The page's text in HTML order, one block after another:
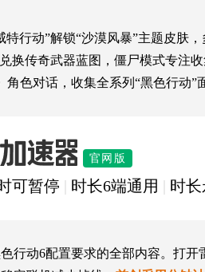
特行动”解锁“沙漠风暴”主题皮肤 ，
换传奇武器蓝图 ， 僵尸模式专注
角色对话 ， 收集全系列“黑色行动”
速器 官网版
可暂停 时长6端通用 时
行动6配置要求的全部内容。打